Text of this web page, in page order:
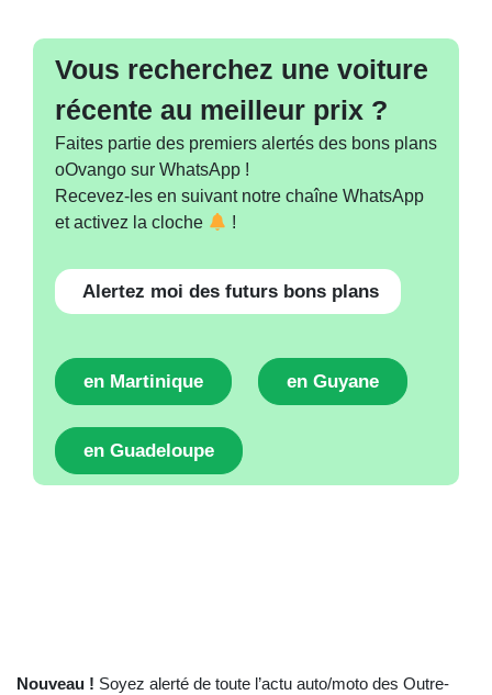
Vous recherchez une voiture
récente au meilleur prix ?
Faites partie des premiers alertés des bons plans
oOvango sur WhatsApp !
Recevez-les en suivant notre chaîne WhatsApp
et activez la cloche
!
Alertez moi des futurs bons plans
en Martinique en Guyane
en Guadeloupe
Nouveau ! Soyez alerté de toute l’actu auto/moto des Outre-